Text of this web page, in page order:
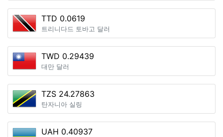
TTD 0.0619
트리니다드 토바고 달러
TWD 0.29439
대만 달러
TZS 24.27863
탄자니아 실링
UAH 0.40937